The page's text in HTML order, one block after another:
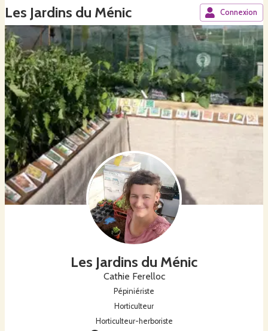
Les Jardins du Ménic Connexion
Les Jardins du Ménic
Cathie Ferelloc
Pépiniériste
Horticulteur
Horticulteur-herboriste